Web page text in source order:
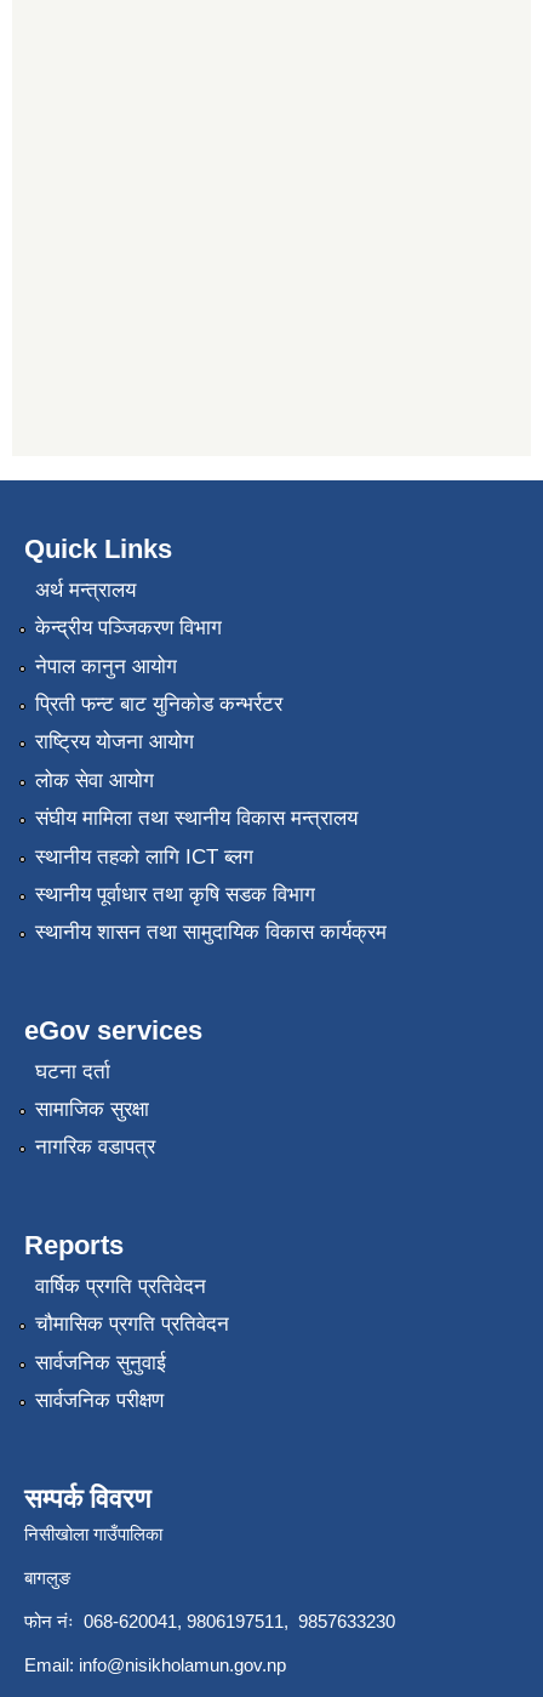
Quick Links
अर्थ मन्त्रालय
केन्द्रीय पञ्जिकरण विभाग
नेपाल कानुन आयोग
प्रिती फन्ट बाट युनिकोड कन्भर्रटर
राष्ट्रिय योजना आयोग
लोक सेवा आयोग
संघीय मामिला तथा स्थानीय विकास मन्त्रालय
स्थानीय तहको लागि ICT ब्लग
स्थानीय पूर्वाधार तथा कृषि सडक विभाग
स्थानीय शासन तथा सामुदायिक विकास कार्यक्रम
eGov services
घटना दर्ता
सामाजिक सुरक्षा
नागरिक वडापत्र
Reports
वार्षिक प्रगति प्रतिवेदन
चौमासिक प्रगति प्रतिवेदन
सार्वजनिक सुनुवाई
सार्वजनिक परीक्षण
सम्पर्क विवरण
निसीखोला गाउँपालिका
बागलुङ
फोन नंः 068-620041, 9806197511, 9857633230
Email: info@nisikholamun.gov.np